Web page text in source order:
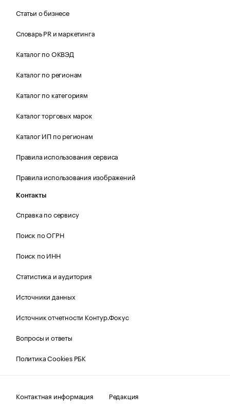
Статьи о бизнесе
Словарь PR и маркетинга
Каталог по ОКВЭД
Каталог по регионам
Каталог по категориям
Каталог торговых марок
Каталог ИП по регионам
Правила использования сервиса
Правила использования изображений
Контакты
Справка по сервису
Поиск по ОГРН
Поиск по ИНН
Статистика и аудитория
Источники данных
Источник отчетности Контур.Фокус
Вопросы и ответы
Политика Cookies РБК
Контактная информация
Редакция